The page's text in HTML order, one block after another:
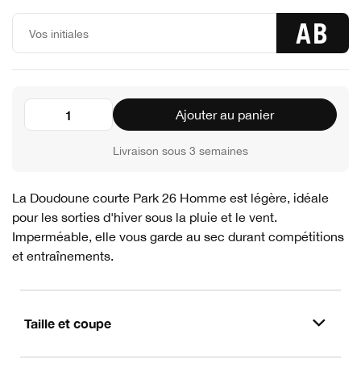
AB
Ajouter au panier
Livraison sous 3 semaines
La Doudoune courte Park 26 Homme est légère, idéale
pour les sorties d'hiver sous la pluie et le vent.
Imperméable, elle vous garde au sec durant compétitions
et entraînements.
Taille et coupe